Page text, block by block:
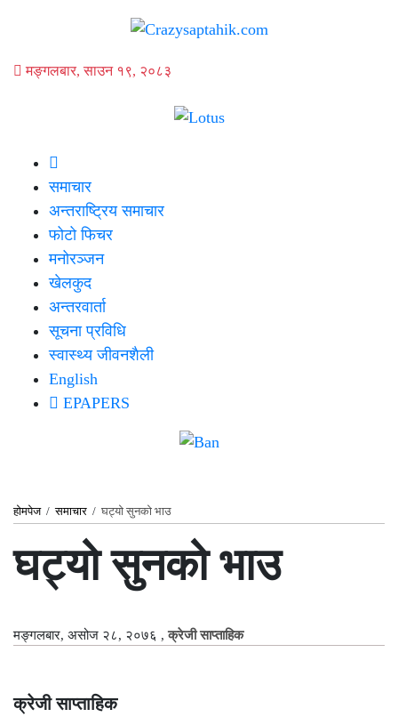
मङ्गलबार, साउन १९, २०८३
समाचार
अन्तराष्ट्रिय समाचार
फोटो फिचर
मनोरञ्जन
खेलकुद
अन्तरवार्ता
सूचना प्रविधि
स्वास्थ्य जीवनशैली
English
EPAPERS
होमपेज/समाचार / घट्यो सुनको भाउ
घट्यो सुनको भाउ
मङ्गलबार, असोज २८, २०७६ ,क्रेजी साप्ताहिक
क्रेजी साप्ताहिक